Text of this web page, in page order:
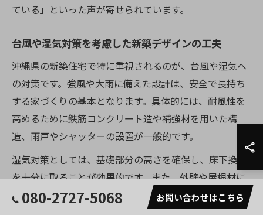
ている」といった声が寄せられています。
台風や湿気対策を考慮した新築デザインの工夫
沖縄県の新築住宅で特に重視されるのが、台風や湿気へ
の対策です。強風や大雨に備えた設計は、安全で長持ち
する家づくりの基本となります。具体的には、耐風性を
高めるために鉄筋コンクリート造や補強材を用いた構
造、雨戸やシャッターの設置が一般的です。
湿気対策としては、基礎部分の高さを確保し、床下換気
を十分に取ることが効果的です。また、外壁や屋根材に
は防水性・耐久性に優れた素材を選び、隙間からの水の
080-2727-5068 お問い合わせはこちら